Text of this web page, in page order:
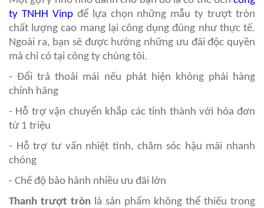
ty TNHH Vinp để lựa chọn những mẫu ty trượt tròn
chất lượng cao mang lại công dụng đúng như thực tế.
Ngoài ra, bạn sẽ được hưởng những ưu đãi độc quyền
mà chỉ có tại công ty chúng tôi.
- Đổi trả thoải mái nếu phát hiện không phải hàng
chính hãng
- Hỗ trợ vận chuyển khắp các tỉnh thành với hóa đơn
từ 1 triệu
- Hỗ trợ tư vấn nhiệt tình, chăm sóc hậu mãi nhanh
chóng
- Chế độ bảo hành nhiều ưu đãi lớn
Thanh trượt tròn là sản phẩm không thể thiếu trong